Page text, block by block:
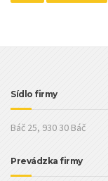
Sídlo firmy
Báč 25, 930 30 Báč
Prevádzka firmy